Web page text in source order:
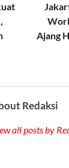
Ajang
Redaksi
all posts by